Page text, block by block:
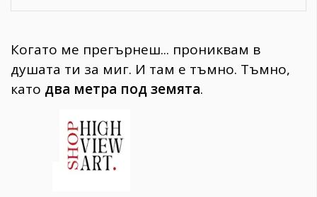
Когато ме прегърнеш... прониквам в
душата ти за миг. И там е тъмно. Тъмно,
като два метра под земята.